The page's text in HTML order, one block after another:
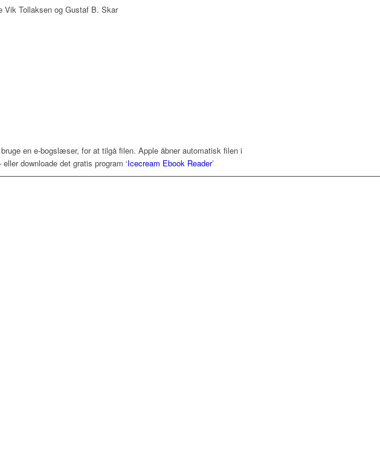
Vik Tollaksen og Gustaf B. Skar
en e-bogslæser, for at tilgå filen. Apple åbner automatisk filen i
downloade det gratis program ‘Icecream Ebook Reader’